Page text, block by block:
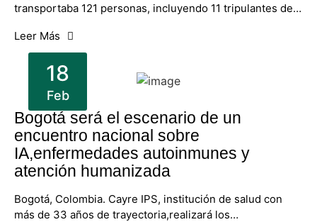
transportaba 121 personas, incluyendo 11 tripulantes de…
Leer Más
18
Feb
Bogotá será el escenario de un
encuentro nacional sobre
IA,enfermedades autoinmunes y
atención humanizada
Bogotá, Colombia. Cayre IPS, institución de salud con
más de 33 años de trayectoria,realizará los…